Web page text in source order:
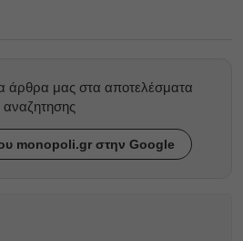
άρθρα μας στα αποτελέσματα
αναζητησης
monopoli.gr στην Google